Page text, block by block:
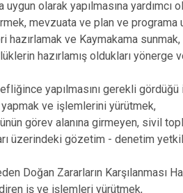
olarak yapılmasına yardımcı
mevzuata ve plan ve programa
ve Kaymakama sunmak,
hazırlamış oldukları yönerge
yapılmasını gerekli
ve işlemlerini yürütmek,
görev alanına girmeyen, sivil
üzerindeki gözetim - denetim
Doğan Zararların Karşılanması
iş ve işlemleri yürütmek,